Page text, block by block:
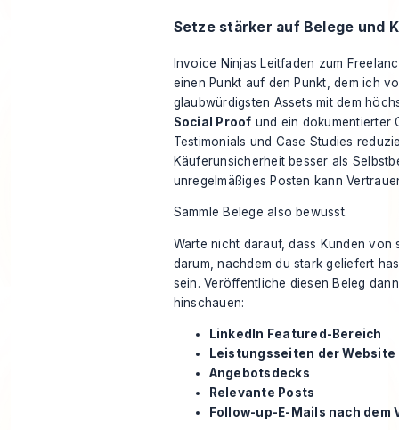
Setze stärker auf Belege und
Invoice Ninjas Leitfaden zum
einen Punkt auf den Punkt, dem ich
glaubwürdigsten Assets mit dem
Social Proof und ein dokumentierter
Testimonials und Case Studies
Käuferunsicherheit besser als
unregelmäßiges Posten kann
Sammle Belege also bewusst.
Warte nicht darauf, dass Kunden von
darum, nachdem du stark geliefert
sein. Veröffentliche diesen Beleg
hinschauen:
LinkedIn Featured-Bereich
Leistungsseiten der Website
Angebotsdecks
Relevante Posts
Follow-up-E-Mails nach